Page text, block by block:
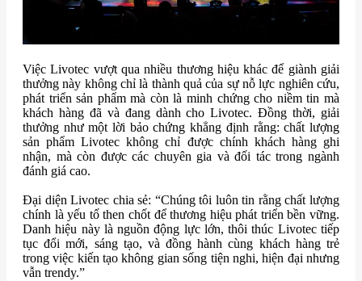
Việc Livotec vượt qua nhiều thương hiệu khác để giành giải
thưởng này không chỉ là thành quả của sự nỗ lực nghiên cứu,
phát triển sản phẩm mà còn là minh chứng cho niềm tin mà
khách hàng đã và đang dành cho Livotec. Đồng thời, giải
thưởng như một lời bảo chứng khẳng định rằng: chất lượng
sản phẩm Livotec không chỉ được chính khách hàng ghi
nhận, mà còn được các chuyên gia và đối tác trong ngành
đánh giá cao.
Đại diện Livotec chia sẻ: “Chúng tôi luôn tin rằng chất lượng
chính là yếu tố then chốt để thương hiệu phát triển bền vững.
Danh hiệu này là nguồn động lực lớn, thôi thúc Livotec tiếp
tục đổi mới, sáng tạo, và đồng hành cùng khách hàng trẻ
trong việc kiến tạo không gian sống tiện nghi, hiện đại nhưng
vẫn trendy.”